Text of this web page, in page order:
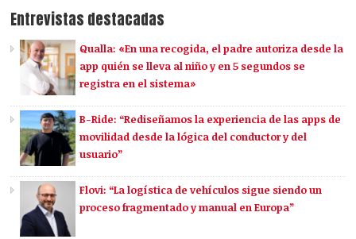
Entrevistas destacadas
Qualla: «En una recogida, el padre autoriza desde la
app quién se lleva al niño y en 5 segundos se
registra en el sistema»
B-Ride: “Rediseñamos la experiencia de las apps de
movilidad desde la lógica del conductor y del
usuario”
Flovi: “La logística de vehículos sigue siendo un
proceso fragmentado y manual en Europa”